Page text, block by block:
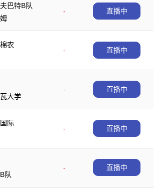
巴特B队
-
直播中
农
-
直播中
-
大学
直播中
际
-
直播中
-
队
直播中